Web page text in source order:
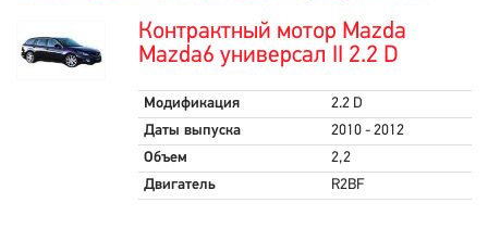
Контрактный мотор Mazda
Mazda6 универсал II 2.2 D
Модификация
2.2 D
Даты выпуска
2010 - 2012
Объем
2,2
Двигатель
R2BF